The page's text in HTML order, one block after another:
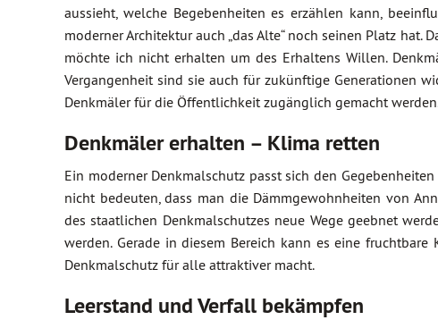
aussieht, welche Begebenheiten es erzählen kann,
moderner Architektur auch „das Alte“ noch seinen Platz hat.
möchte ich nicht erhalten um des Erhaltens Willen.
Vergangenheit sind sie auch für zukünftige Generationen
Denkmäler für die Öffentlichkeit zugänglich gemacht
Denkmäler erhalten – Klima retten
Ein moderner Denkmalschutz passt sich den
nicht bedeuten, dass man die Dämmgewohnheiten von
des staatlichen Denkmalschutzes neue Wege geebnet
werden. Gerade in diesem Bereich kann es eine
Denkmalschutz für alle attraktiver macht.
Leerstand und Verfall bekämpfen